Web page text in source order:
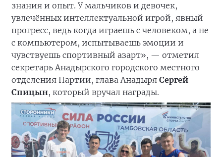
знания и опыт. У мальчиков и девочек,
увлечённых интеллектуальной игрой, явный
прогресс, ведь когда играешь с человеком, а не
с компьютером, испытываешь эмоции и
чувствуешь спортивный азарт», — отметил
секретарь Анадырского городского местного
отделения Партии, глава Анадыря Сергей
Спицын, который вручал награды.